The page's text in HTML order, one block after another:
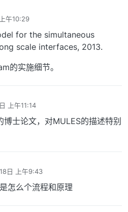
午10:29
for the simultaneous
scale interfaces, 2013.
的实施细节。
上午11:14
士论文，对MULES的描述特别
日 上午9:43
怎么个流程和原理